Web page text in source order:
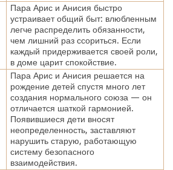
Пара Арис и Анисия быстро
устраивает общий быт: влюбленным
легче распределить обязанности,
чем лишний раз ссориться. Если
каждый придерживается своей роли,
в доме царит спокойствие.
Пара Арис и Анисия решается на
рождение детей спустя много лет
создания нормального союза — он
отличается шаткой гармонией.
Появившиеся дети вносят
неопределенность, заставляют
нарушить старую, работающую
систему безопасного
взаимодействия.